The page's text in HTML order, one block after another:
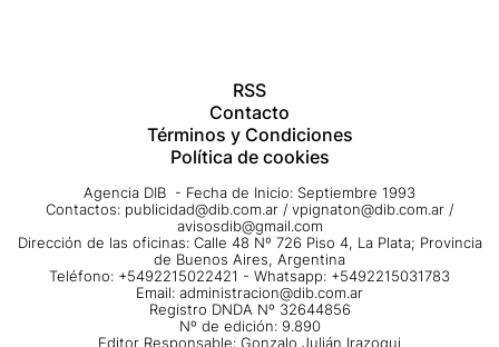
RSS
Contacto
Términos y Condiciones
Política de cookies
Agencia DIB - Fecha de Inicio: Septiembre 1993
Contactos: publicidad@dib.com.ar / vpignaton@dib.com.ar /
avisosdib@gmail.com
Dirección de las oficinas: Calle 48 Nº 726 Piso 4, La Plata; Provincia
de Buenos Aires, Argentina
Teléfono: +5492215022421 - Whatsapp: +5492215031783
Email: administracion@dib.com.ar
Registro DNDA Nº 32644856
Nº de edición: 9.890
Editor Responsable: Gonzalo Julián Irazoqui